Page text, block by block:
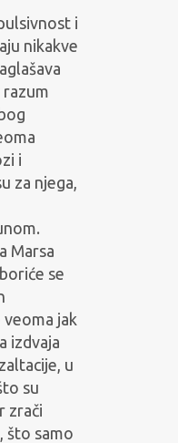
i
nikakve
i
za njega,
Marsa
se
jak
izdvaja
u
su
zrači
što samo